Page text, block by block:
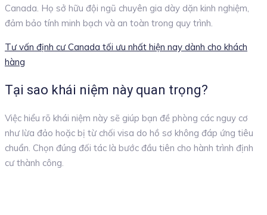
Canada. Họ sở hữu đội ngũ chuyên gia dày dặn kinh nghiệm,
đảm bảo tính minh bạch và an toàn trong quy trình.
Tư vấn định cư Canada tối ưu nhất hiện nay dành cho khách
hàng
Tại sao khái niệm này quan trọng?
Việc hiểu rõ khái niệm này sẽ giúp bạn đề phòng các nguy cơ
như lừa đảo hoặc bị từ chối visa do hồ sơ không đáp ứng tiêu
chuẩn. Chọn đúng đối tác là bước đầu tiên cho hành trình định
cư thành công.